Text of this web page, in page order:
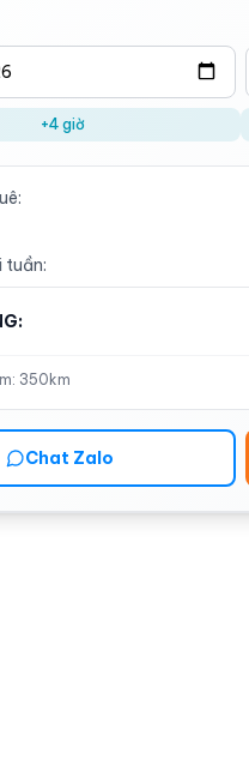
+4 giờ
tuần:
350 km
Chat Zalo